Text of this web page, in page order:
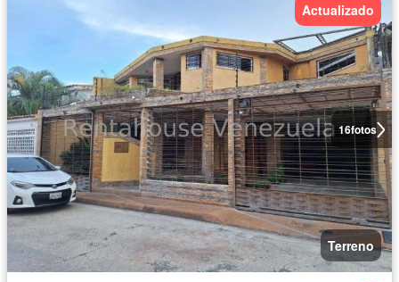
16fotos
Actualizado
Terreno